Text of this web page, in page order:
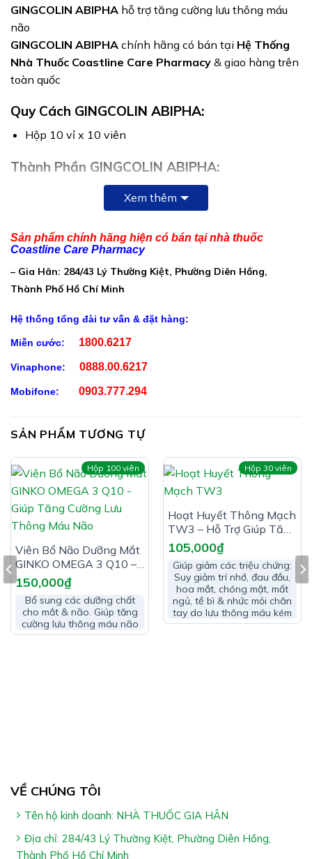
GINGCOLIN ABIPHA hỗ trợ tăng cường lưu thông máu
não
GINGCOLIN ABIPHA chính hãng có bán tại Hệ Thống
Nhà Thuốc Coastline Care Pharmacy & giao hàng trên
toàn quốc
Quy Cách GINGCOLIN ABIPHA:
Hộp 10 vỉ x 10 viên
Thành Phần GINGCOLIN ABIPHA:
Cao khô Bạch quả (Ginkgo biloba extract):
……………….150mg
Magnesi oxyd:…………………………………………………………40mg
Cao khô đinh lăng:…………………………………………………..20mg
Citicolin sodium:………………………………………………………..2mg
2mg
Nattokinase:……………………………………………………………30FU
Phụ liệu: chất tạo vỏ nang (Gelatin), chất giữ ẩm
(Glycerin), chất độn (Sorbitol, dầu đậu nành), chất
Tartrazine Yellow, Quinoline yellow, Brown HT), chất
chống đông vón (Aerosil), chất nhũ hóa (Lecithin),
chất ổn định (Sáp ong, Dầu cọ) vừa đủ 1 viên nang
mềm
Công Dụng GINGCOLIN ABIPHA:
Hỗ trợ hoạt huyết
Hỗ trợ tăng cường lưu thông máu não
Hỗ trợ giảm triệu chứng do thiểu năng tuần hoàn não:
Nhức đầu, hoa mắt, chóng mặt, ù tai, mất ngủ & tê bì
chân tay
Ai Nên Dùng GINGCOLIN ABIPHA:
Người bị thiểu năng tuần hoàn não & giảm lưu thông
khí huyết
Xem thêm
Sản phẩm chính hãng hiện có bán tại nhà thuốc
Coastline Care Pharmacy
– Gia Hân: 284/43 Lý Thường Kiệt, Phường Diên Hồng,
Thành Phố Hồ Chí Minh
Hệ thống tổng đài tư vấn & đặt hàng:
Miễn cước: 1800.6217
Vinaphone: 0888.00.6217
Mobifone: 0903.777.294
SẢN PHẨM TƯƠNG TỰ
Hộp 100 viên
Viên Bổ Não Dưỡng Mắt
GINKO OMEGA 3 Q10 –
Giúp Tăng Cường Lưu
Thông Máu Não
150,000₫
Bổ sung các dưỡng chất
cho mắt & não. Giúp tăng
cường lưu thông máu não
Hộp 30 viên
Hoạt Huyết Thông Mạch
TW3 – Hỗ Trợ Giúp Tăng
Cường Lưu Thông Máu
105,000₫
Giúp giảm các triệu chứng:
Suy giảm trí nhớ, đau đầu,
hoa mắt, chóng mặt, mất
ngủ, tề bì & nhức mỏi chân
tay do lưu thông máu kém
VỀ CHÚNG TÔI
Tên hộ kinh doanh: NHÀ THUỐC GIA HÂN
Địa chỉ: 284/43 Lý Thường Kiệt, Phường Diên Hồng,
Thành Phố Hồ Chí Minh